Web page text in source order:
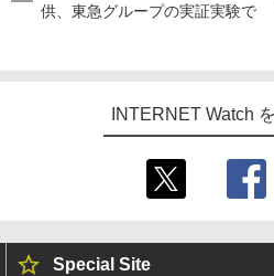
供、東急グループの実証実験で
INTERNET Watch
Special Site